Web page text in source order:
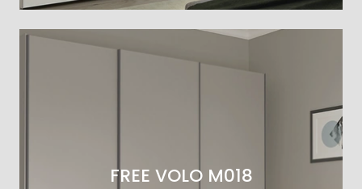
FREE VOLO M018